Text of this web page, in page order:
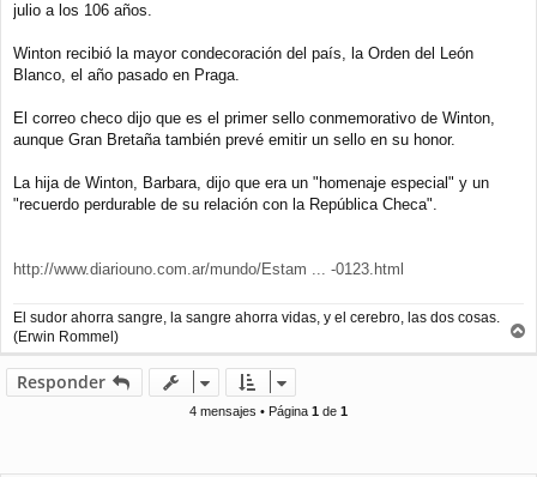
julio a los 106 años.
Winton recibió la mayor condecoración del país, la Orden del León
Blanco, el año pasado en Praga.
El correo checo dijo que es el primer sello conmemorativo de Winton,
aunque Gran Bretaña también prevé emitir un sello en su honor.
La hija de Winton, Barbara, dijo que era un "homenaje especial" y un
"recuerdo perdurable de su relación con la República Checa".
http://www.diariouno.com.ar/mundo/Estam ... -0123.html
El sudor ahorra sangre, la sangre ahorra vidas, y el cerebro, las dos cosas.
(Erwin Rommel)
r
Responder
4 mensajes • Página 1 de 1